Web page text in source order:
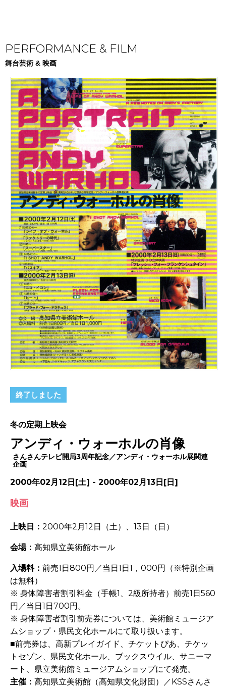
PERFORMANCE & FILM
舞台芸術 & 映画
終了しました
冬の定期上映会
アンディ・ウォーホルの肖像
さんさんテレビ開局3周年記念／アンディ・ウォーホル展関連
企画
2000年02月12日[土] - 2000年02月13日[日]
映画
上映日： 2000年2月12日（土）、13日（日）
会場： 高知県立美術館ホール
入場料： 前売1日800円／当日1日1，000円（※特別企画
は無料）
※ 身体障害者割引料金（手帳1、2級所持者）前売1日560
円／当日1日700円。
※ 身体障害者割引前売券については、美術館ミュージア
ムショップ・県民文化ホールにて取り扱います。
■前売券は、高新プレイガイド、チケットぴあ、チケッ
トセゾン、県民文化ホール、ブックスウイル、サニーマ
ート、県立美術館ミュージアムショップにて発売。
主催： 高知県立美術館（高知県文化財団）／KSSさんさ